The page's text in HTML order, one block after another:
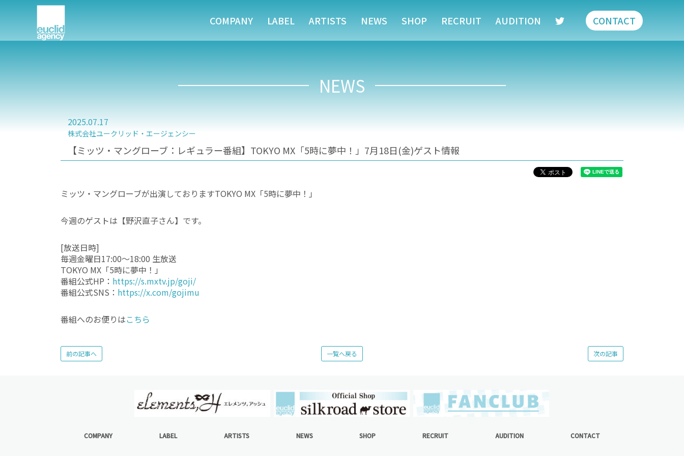
COMPANY LABEL ARTISTS NEWS SHOP RECRUIT AUDITION CONTACT
NEWS
2025.07.17
株式会社ユークリッド・エージェンシー
【ミッツ・マングローブ：レギュラー番組】TOKYO MX「5時に夢中！」7月18日(金)ゲスト情報
ミッツ・マングローブが出演しておりますTOKYO MX「5時に夢中！」
今週のゲストは【野沢直子さん】です。
[放送日時]
毎週金曜日17:00～18:00 生放送
TOKYO MX「5時に夢中！」
番組公式HP： https://s.mxtv.jp/goji/
番組公式SNS： https://x.com/gojimu
番組へのお便りはこちら
次の記事
一覧へ戻る
前の記事へ
COMPANY LABEL ARTISTS NEWS SHOP RECRUIT AUDITION CONTACT